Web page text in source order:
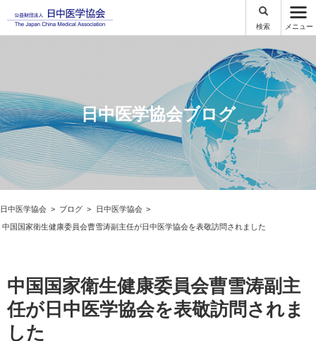
検索 メニュー
日中医学協会ブログ
日中医学協会 ブログ 日中医学協会
中国国家衛生健康委員会曹雪涛副主任が日中医学協会を表敬訪問されました
中国国家衛生健康委員会曹雪涛副主
任が日中医学協会を表敬訪問されま
した